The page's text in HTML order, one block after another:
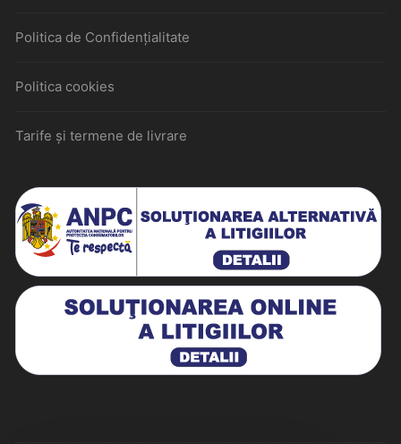
Politica de Confidențialitate
Politica cookies
Tarife și termene de livrare